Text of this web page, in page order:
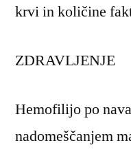
krvi in količine
ZDRAVLJENJE
Hemofilijo po
nadomeščanjem